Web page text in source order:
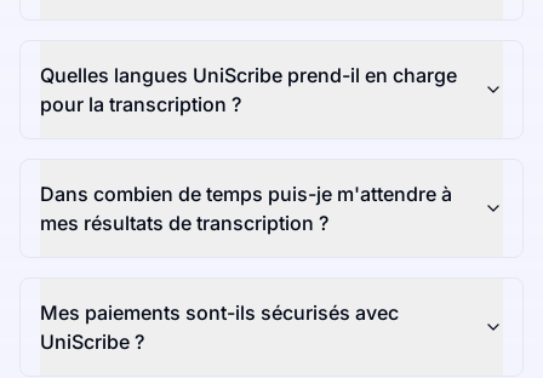
Quelles langues UniScribe prend-il en charge
pour la transcription ?
Dans combien de temps puis-je m'attendre à
mes résultats de transcription ?
Mes paiements sont-ils sécurisés avec
UniScribe ?